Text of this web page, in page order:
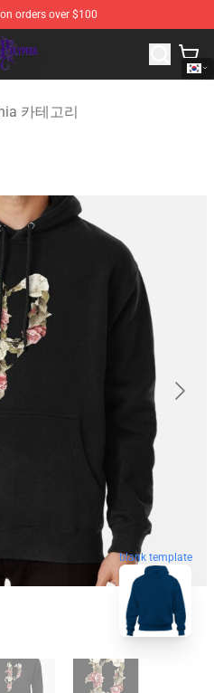
orders over $100
Polyphia Merchandise Store
카테고리
blank template